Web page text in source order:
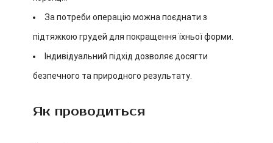
За потреби операцію можна поєднати з
підтяжкою грудей для покращення їхньої форми.
Індивідуальний підхід дозволяє досягти
безпечного та природного результату.
Як проводиться